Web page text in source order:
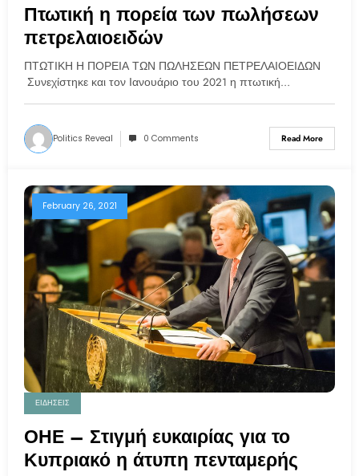
Πτωτική η πορεία των πωλήσεων
πετρελαιοειδών
ΠΤΩΤΙΚΗ Η ΠΟΡΕΙΑ ΤΩΝ ΠΩΛΗΣΕΩΝ ΠΕΤΡΕΛΑΙΟΕΙΔΩΝ
Συνεχίστηκε και τον Ιανουάριο του 2021 η πτωτική…
Politics Reveal 0 Comments Read More
February 26, 2021
ΕΙΔΗΣΕΙΣ
ΟΗΕ – Στιγμή ευκαιρίας για το
Κυπριακό η άτυπη πενταμερής